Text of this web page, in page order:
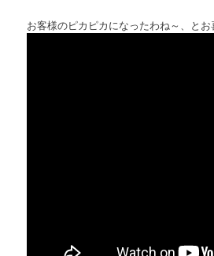
お客様のピカピカになったわね～、とお